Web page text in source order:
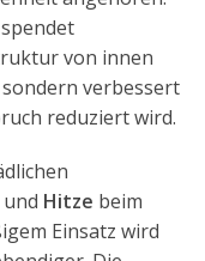
von innen
verbessert
reduziert wird.
und Hitze beim
Einsatz wird